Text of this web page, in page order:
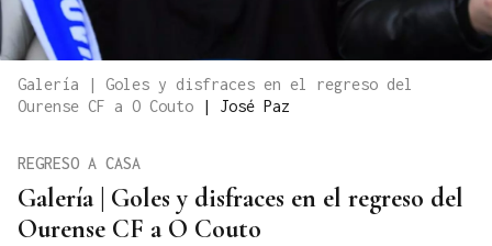
Galería | Goles y disfraces en el regreso del
Ourense CF a O Couto
| José Paz
Galería | Goles y disfraces en el regreso del
Ourense CF a O Couto
REGRESO A CASA